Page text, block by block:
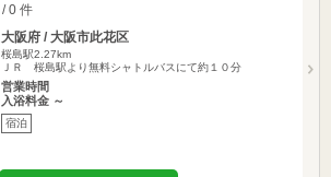
/ 0 件
大阪府 / 大阪市此花区
桜島駅2.27km
ＪＲ 桜島駅より無料シャトルバスにて約１０分
営業時間
入浴料金 ～
宿泊